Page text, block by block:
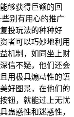
够获得巨额的回
别有用心的推广
投玩法的种种好
者可以巧妙地利用
机制，如同坐上财
信不疑，他们还会
用极具煽动性的语
好图景，在他们的
钮，就能过上无忧
蛊惑性和迷惑性，